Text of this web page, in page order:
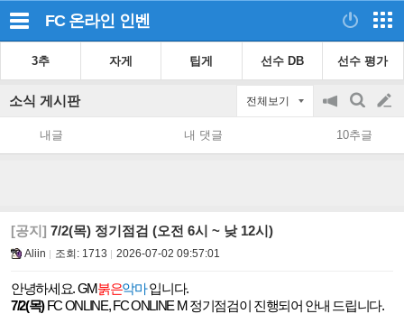
FC 온라인 인벤
3추 자게 팁게 선수 DB 선수 평가
소식 게시판 전체보기
공
지
on/off
검
색
글
쓰
내글 내 댓글 10추글
[공지] 7/2(목) 정기점검 (오전 6시 ~ 낮 12시)
Aliin 조회: 1713 2026-07-02 09:57:01
안녕하세요.GM붉은악마입니다.
7/2(목)FC ONLINE, FC ONLINE M정기점검이 진행되어 안내 드립니다.